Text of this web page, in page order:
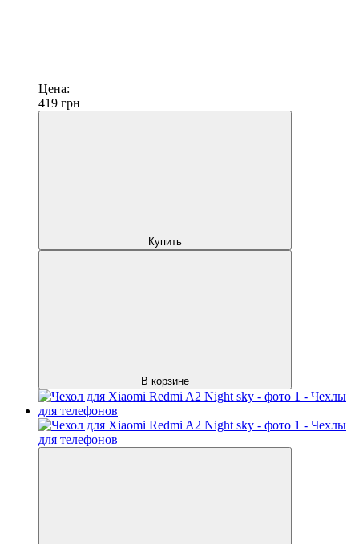
Цена:
419 грн
Купить
В корзине